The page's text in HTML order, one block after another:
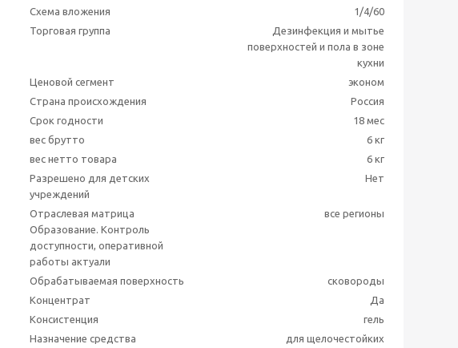
Схема вложения
1/4/60
Торговая группа
Дезинфекция и мытье
поверхностей и пола в зоне
кухни
Ценовой сегмент
эконом
Страна происхождения
Россия
Срок годности
18 мес
вес брутто
6 кг
вес нетто товара
6 кг
Разрешено для детских
учреждений
Нет
Отраслевая матрица
Образование. Контроль
доступности, оперативной
работы актуали
все регионы
Обрабатываемая поверхность
сковороды
Концентрат
Да
Консистенция
гель
Назначение средства
для щелочестойких